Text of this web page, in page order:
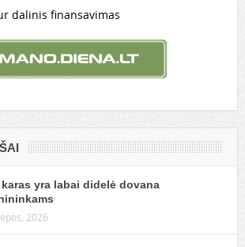
dalinis finansavimas
yra labai didelė dovana
2026